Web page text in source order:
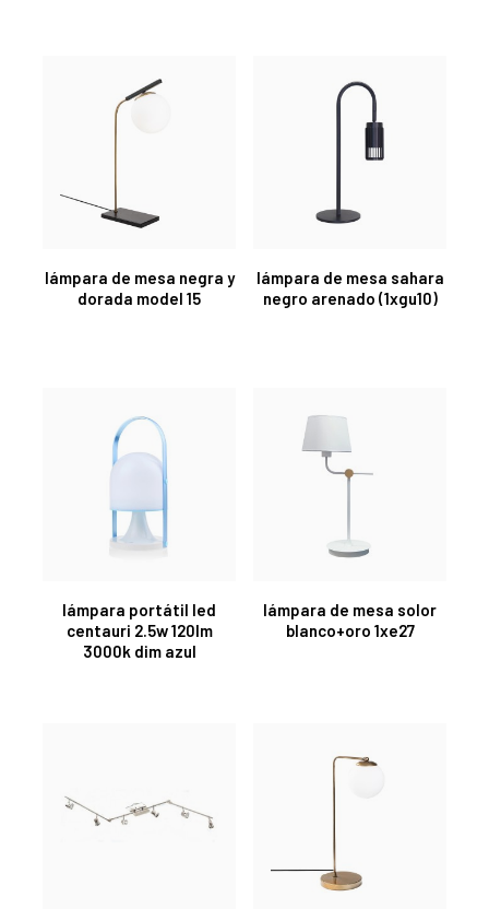
lámpara de mesa negra y
dorada model 15
lámpara de mesa sahara
negro arenado (1xgu10)
lámpara portátil led
centauri 2.5w 120lm
3000k dim azul
lámpara de mesa solor
blanco+oro 1xe27